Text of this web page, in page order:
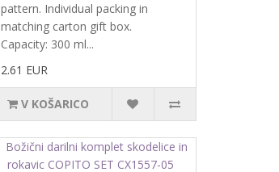
pattern. Individual packing in
matching carton gift box.
Capacity: 300 ml...
2.61 EUR
V KOŠARICO